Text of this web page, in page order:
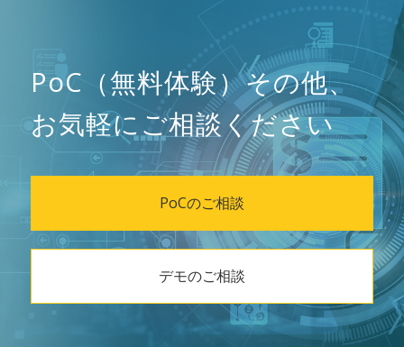
PoC（無料体験）その他、
お気軽にご相談ください
PoCのご相談
デモのご相談